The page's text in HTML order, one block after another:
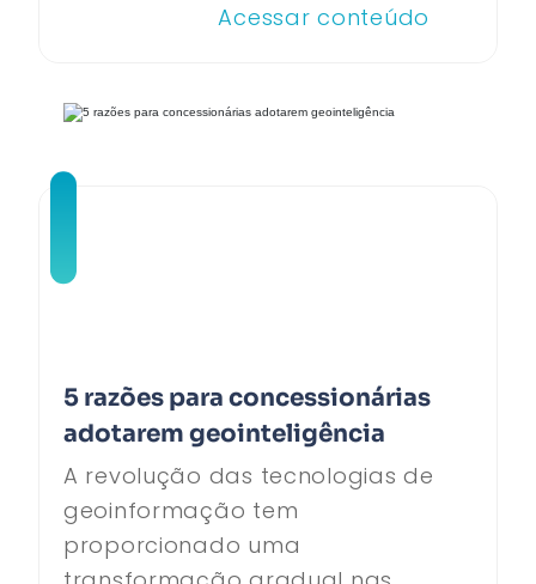
Acessar conteúdo
5 razões para concessionárias
adotarem geointeligência
A revolução das tecnologias de
geoinformação tem
proporcionado uma